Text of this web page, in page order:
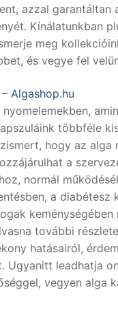
azzal garantáltan
Kínálatunkban
meg
és vegye fel
Algashop.hu
többféle
hogy az alga
a
normál
a diabétesz
keménységében
további
hatásairól,
Ugyanitt leadhatja
vegyen alga